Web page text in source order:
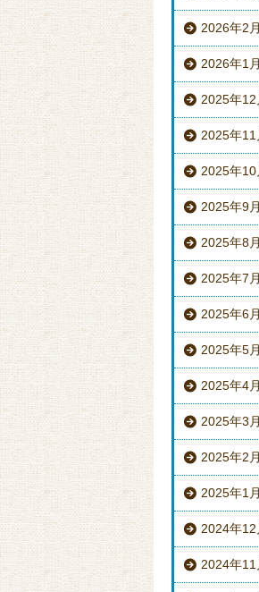
2026年2月
2026年1月
2025年12
2025年11
2025年10
2025年9月
2025年8月
2025年7月
2025年6月
2025年5月
2025年4月
2025年3月
2025年2月
2025年1月
2024年12
2024年11